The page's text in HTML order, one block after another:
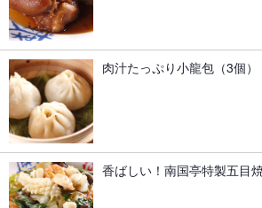
肉汁たっぷり小龍包（3個）
香ばしい！南国亭特製五目